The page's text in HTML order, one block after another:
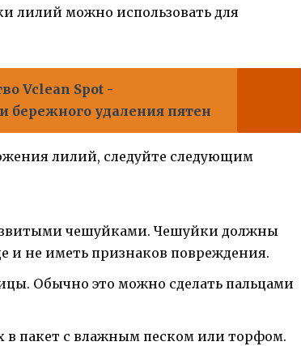
лилий можно использовать для
Vclean Spot -
бережного удаления пятен
лилий, следуйте следующим
чешуйками. Чешуйки должны
и не иметь признаков повреждения.
Обычно это можно сделать пальцами
в пакет с влажным песком или торфом.